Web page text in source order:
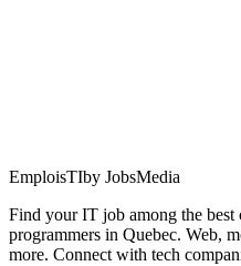
EmploisTIby JobsMedia
Find your IT job among the best
programmers in Quebec. Web,
more. Connect with tech